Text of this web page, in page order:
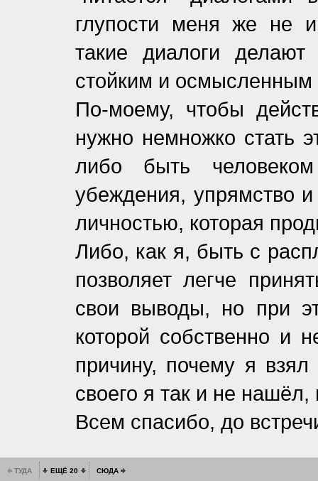
глупости меня же не
такие диалоги
стойким и осмысленным
По-моему, чтобы
нужно немножко стать
либо быть
убеждения, упрямство
личностью, которая
Либо, как я, быть с
позволяет легче
свои выводы, но при
которой собственно и
причину, почему я
своего я так и не
Всем спасибо, до
ТУДА ЕЩЁ 20 СЮДА